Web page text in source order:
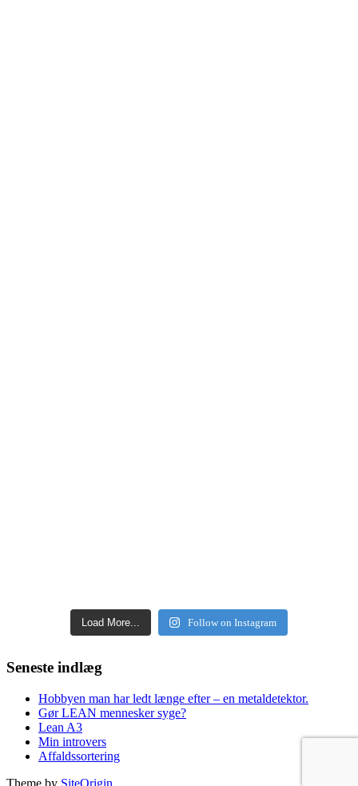
Load More... Follow on Instagram
Seneste indlæg
Hobbyen man har ledt længe efter – en metaldetektor.
Gør LEAN mennesker syge?
Lean A3
Min introvers
Affaldssortering
Theme by SiteOrigin